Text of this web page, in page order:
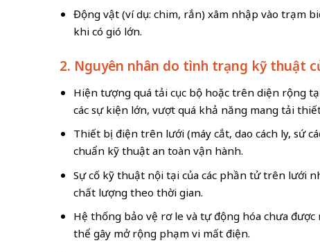
Động vật (ví dụ: chim, rắn) xâm nhập vào trạm
khi có gió lớn.
2. Nguyên nhân do tình trạng kỹ thuật
Hiện tượng quá tải cục bộ hoặc trên diện rộng
các sự kiện lớn, vượt quá khả năng mang tải
Thiết bị điện trên lưới (máy cắt, dao cách ly, sứ
chuẩn kỹ thuật an toàn vận hành.
Sự cố kỹ thuật nội tại của các phần tử trên lưới
chất lượng theo thời gian.
Hệ thống bảo vệ rơ le và tự động hóa chưa
thể gây mở rộng phạm vi mất điện.